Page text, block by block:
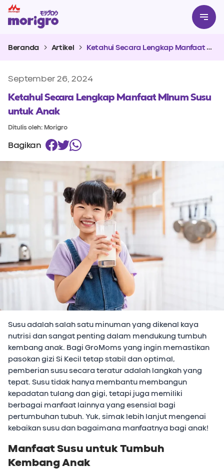
Beranda Artikel Ketahui Secara Lengkap Manfaat Minum Susu untuk Anak
September 26, 2024
Ketahui Secara Lengkap Manfaat Minum Susu
untuk Anak
Ditulis oleh: Morigro
Bagikan
Susu adalah salah satu minuman yang dikenal kaya
nutrisi dan sangat penting dalam mendukung tumbuh
kembang anak. Bagi GroMoms yang ingin memastikan
pasokan gizi Si Kecil tetap stabil dan optimal,
pemberian susu secara teratur adalah langkah yang
tepat. Susu tidak hanya membantu membangun
kepadatan tulang dan gigi, tetapi juga memiliki
berbagai manfaat lainnya yang esensial bagi
pertumbuhan tubuh. Yuk, simak lebih lanjut mengenai
kebaikan susu dan bagaimana manfaatnya bagi anak!
Manfaat Susu untuk Tumbuh
Kembang Anak